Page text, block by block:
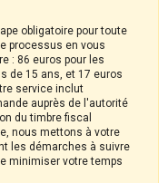
obligatoire pour toute
processus en vous
: 86 euros pour les
de 15 ans, et 17 euros
service inclut
auprès de l'autorité
du timbre fiscal
nous mettons à votre
les démarches à suivre
minimiser votre temps